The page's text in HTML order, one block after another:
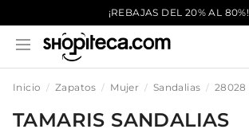
¡REBAJAS DEL 20% AL 80%!
Inicio Zapatos Mujer Sandalias 28028
TAMARIS SANDALIAS